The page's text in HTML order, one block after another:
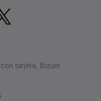
tarjeta, Bizum